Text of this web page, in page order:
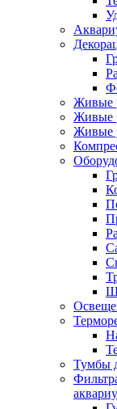
Живые
Живые
Живые
Тумбы